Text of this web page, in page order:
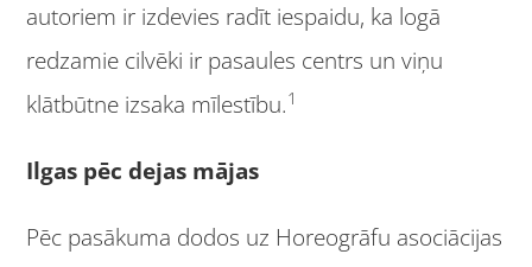
autoriem ir izdevies radīt iespaidu, ka logā
redzamie cilvēki ir pasaules centrs un viņu
klātbūtne izsaka mīlestību.1
Ilgas pēc dejas mājas
Pēc pasākuma dodos uz Horeogrāfu asociācijas